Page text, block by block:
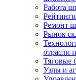
Работа
Ремонт
Рынок
отрасли
Тяговые
Узлы и